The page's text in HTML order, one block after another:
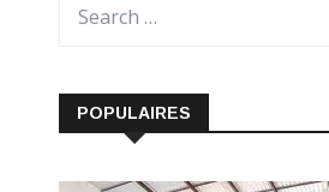
POPULAIRES